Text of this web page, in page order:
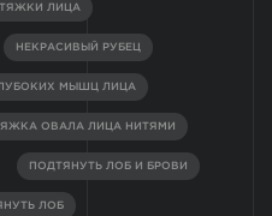
ЛИЦА
НЕКРАСИВЫЙ РУБЕЦ
МЫШЦ ЛИЦА
ОВАЛА ЛИЦА НИТЯМИ
ПОДТЯНУТЬ ЛОБ И БРОВИ
ЛОБ